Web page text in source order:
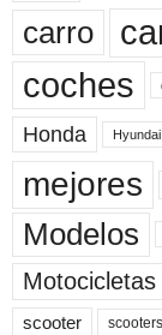
carro
coches
Honda Hyundai
mejores
Modelos
Motocicletas
scooter scooters